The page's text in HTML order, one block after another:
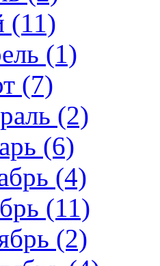
(11)
(1)
(7)
(2)
(6)
(4)
(11)
(2)